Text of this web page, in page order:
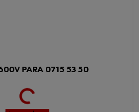
PARA 0715 53 50
Loading...